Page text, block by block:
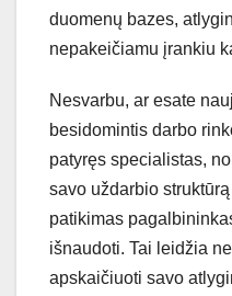
duomenų bazes,
nepakeičiamu įrankiu
Nesvarbu, ar esate
besidomintis darbo
patyręs specialistas,
savo uždarbio
patikimas
išnaudoti. Tai leidžia
apskaičiuoti savo